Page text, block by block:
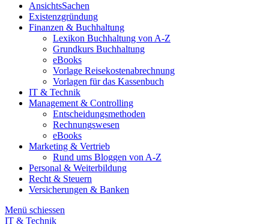
AnsichtsSachen
Existenzgründung
Finanzen & Buchhaltung
Lexikon Buchhaltung von A-Z
Grundkurs Buchhaltung
eBooks
Vorlage Reisekostenabrechnung
Vorlagen für das Kassenbuch
IT & Technik
Management & Controlling
Entscheidungsmethoden
Rechnungswesen
eBooks
Marketing & Vertrieb
Rund ums Bloggen von A-Z
Personal & Weiterbildung
Recht & Steuern
Versicherungen & Banken
Menü schiessen
IT & Technik